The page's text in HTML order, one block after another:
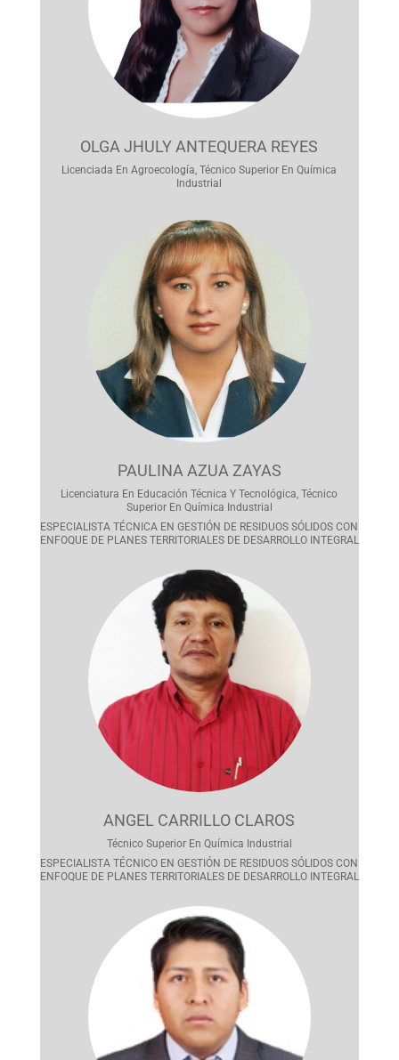
OLGA JHULY ANTEQUERA REYES
Licenciada En Agroecología, Técnico Superior En Química
Industrial
PAULINA AZUA ZAYAS
Licenciatura En Educación Técnica Y Tecnológica, Técnico
Superior En Química Industrial
ESPECIALISTA TÉCNICA EN GESTIÓN DE RESIDUOS SÓLIDOS CON
ENFOQUE DE PLANES TERRITORIALES DE DESARROLLO INTEGRAL
ANGEL CARRILLO CLAROS
Técnico Superior En Química Industrial
ESPECIALISTA TÉCNICO EN GESTIÓN DE RESIDUOS SÓLIDOS CON
ENFOQUE DE PLANES TERRITORIALES DE DESARROLLO INTEGRAL